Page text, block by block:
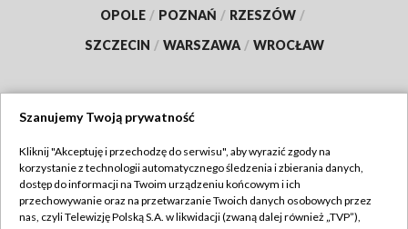
OPOLE / POZNAŃ / RZESZÓW /
SZCZECIN / WARSZAWA / WROCŁAW
TVP
Abonament TVP
Regulamin TVP
Szanujemy Twoją prywatność
Kliknij "Akceptuję i przechodzę do serwisu", aby wyrazić zgody na
korzystanie z technologii automatycznego śledzenia i zbierania danych,
dostęp do informacji na Twoim urządzeniu końcowym i ich
przechowywanie oraz na przetwarzanie Twoich danych osobowych przez
nas, czyli Telewizję Polską S.A. w likwidacji (zwaną dalej również „TVP”),